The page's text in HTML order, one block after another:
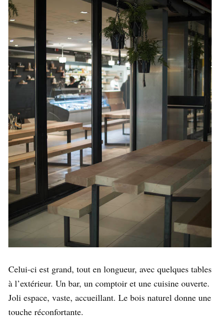
Celui-ci est grand, tout en longueur, avec quelques tables
à l’extérieur. Un bar, un comptoir et une cuisine ouverte.
Joli espace, vaste, accueillant. Le bois naturel donne une
touche réconfortante.